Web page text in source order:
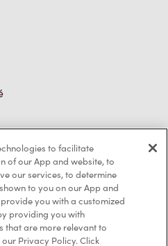
to facilitate
of our App and website, to
our services, to determine
to you on our App and
you with a customized
providing you with
that are more relevant to
Privacy Policy. Click